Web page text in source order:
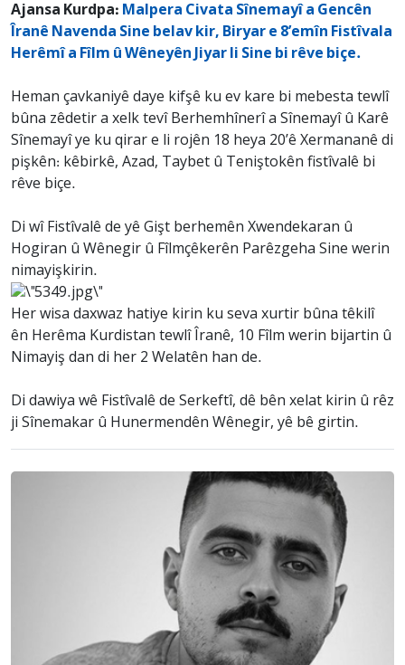
Ajansa Kurdpa: Malpera Civata Sînemayî a Gencên
Îranê Navenda Sine belav kir, Biryar e 8’emîn Fistîvala
Herêmî a Fîlm û Wêneyên Jiyar li Sine bi rêve biçe.
Heman çavkaniyê daye kifşê ku ev kare bi mebesta tewlî
bûna zêdetir a xelk tevî Berhemhînerî a Sînemayî û Karê
Sînemayî ye ku qirar e li rojên 18 heya 20’ê Xermananê di
pişkên: kêbirkê, Azad, Taybet û Teniştokên fistîvalê bi
rêve biçe.
Di wî Fistîvalê de yê Gişt berhemên Xwendekaran û
Hogiran û Wênegir û Fîlmçêkerên Parêzgeha Sine werin
nimayişkirin.
Her wisa daxwaz hatiye kirin ku seva xurtir bûna têkilî
ên Herêma Kurdistan tewlî Îranê, 10 Fîlm werin bijartin û
Nimayiş dan di her 2 Welatên han de.
Di dawiya wê Fistîvalê de Serkeftî, dê bên xelat kirin û rêz
ji Sînemakar û Hunermendên Wênegir, yê bê girtin.